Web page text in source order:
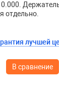
отдельно.
лучшей
В сравнение